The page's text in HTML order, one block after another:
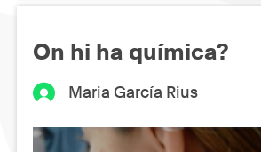
On hi ha química?
Maria García Rius